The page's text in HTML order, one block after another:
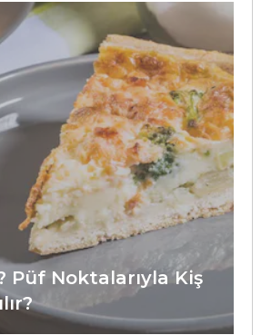
Püf Noktalarıyla Kiş